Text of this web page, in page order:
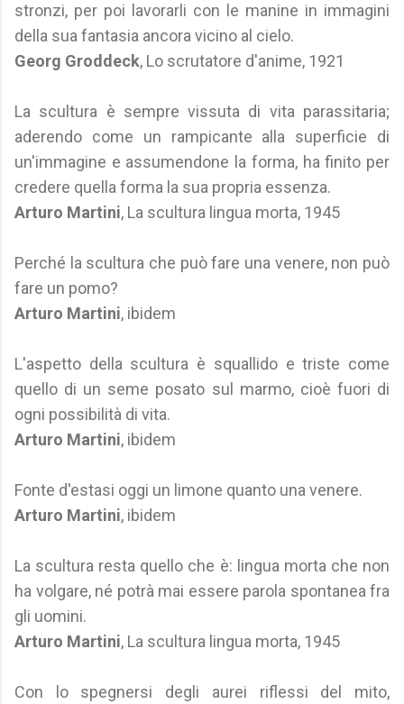
stronzi, per poi lavorarli con le manine in immagini
della sua fantasia ancora vicino al cielo.
Georg Groddeck, Lo scrutatore d'anime, 1921
La scultura è sempre vissuta di vita parassitaria;
aderendo come un rampicante alla superficie di
un'immagine e assumendone la forma, ha finito per
credere quella forma la sua propria essenza.
Arturo Martini, La scultura lingua morta, 1945
Perché la scultura che può fare una venere, non può
fare un pomo?
Arturo Martini, ibidem
L'aspetto della scultura è squallido e triste come
quello di un seme posato sul marmo, cioè fuori di
ogni possibilità di vita.
Arturo Martini, ibidem
Fonte d'estasi oggi un limone quanto una venere.
Arturo Martini, ibidem
La scultura resta quello che è: lingua morta che non
ha volgare, né potrà mai essere parola spontanea fra
gli uomini.
Arturo Martini, La scultura lingua morta, 1945
Con lo spegnersi degli aurei riflessi del mito,